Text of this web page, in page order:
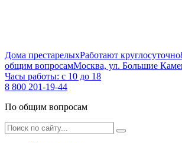
Дома престарелыхРаботают круглосуточно
общим вопросамМосква, ул. Большие
Часы работы: с 10 до 18
8 800 201-19-44
По общим вопросам